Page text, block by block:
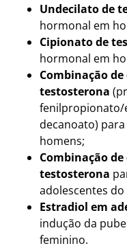
Undecilato de
hormonal em
Cipionato de
hormonal em
Combinação
testosterona
fenilpropionato/
decanoato)
homens;
Combinação
testosterona
adolescentes
Estradiol em
indução da
feminino.